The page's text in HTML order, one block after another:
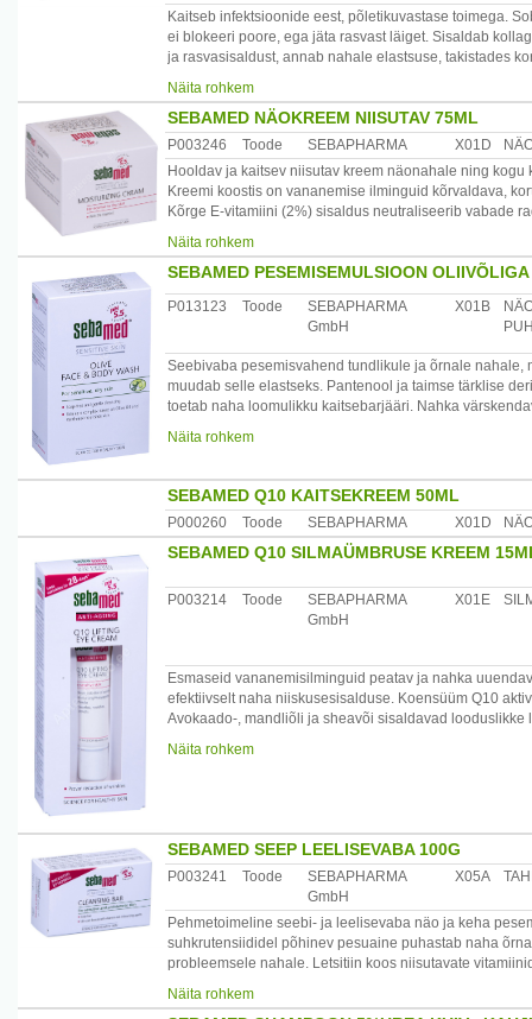
Päritolumaa: Saksamaa
Maaletooja: Medior Marketing OÜ, Pikk 14, 51013
Kaitseb infektsioonide eest, põletikuvastase toimega.
ei blokeeri poore, ega jäta rasvast läiget. Sisaldab
ja rasvasisaldust, annab nahale elastsuse, takistades
Kasutamine: kanda õhukese, ühtlase kihina nahale.
ka ööseks ravimaskina.
Koostis: Aqua, Petrolatum, Myreth-3 Myristate, Glycerin,
Ceteareth-20, Dimethicone, Sodium PCA, Sodium
Päritolumaa: Saksamaa
Maaletooja: Medior Marketing OÜ, Pikk 14, 51013
Näita rohkem
SEBAMED NÄOKREEM NIISUTAV 75ML
P003246 Toode SEBAPHARMA X01D
Hooldav ja kaitsev niisutav kreem näonahale ning
Kreemi koostis on vananemise ilminguid kõrvaldava,
Kõrge E-vitamiini (2%) sisaldus neutraliseerib vabade
Toote pH 5.5 säilitab ja tugevdab naha happelist
Toote toime ja efektiivsus on kliiniliselt testitud.
Koostis: Aqua, Petrolatum, Myreth-3 Myristate,
Sodium PCA, Sodium Citrate, Sodium Carbomer,
Päritolumaa: Saksamaa
Maaletooja: Medior Marketing OÜ, Pikk 14, 51013
Näita rohkem
SEBAMED PESEMISEMULSIOON
P013123 Toode
SEBAPHARMA
GmbH
X01B
Seebivaba pesemisvahend tundlikule ja õrnale
muudab selle elastseks. Pantenool ja taimse tärklise
toetab naha loomulikku kaitsebarjääri. Nahka
Sobib igapäevaseks pesemiseks.
Koostis: Aqua, Lauryl Glucoside, Sodium Laureth
Sodium Lauryl Glucose Carboxylate, Sodium PEG-7
Sodium Lactate, PEG-120 Methyl Glucose Dioleate,
Maaletooja: Medior Marketing OÜ, Pikk 14, 51013
Näita rohkem
SEBAMED Q10 KAITSEKREEM 50ML
P000260 Toode SEBAPHARMA X01D
SEBAMED Q10 SILMAÜMBRUSE KREEM
P003214 Toode
SEBAPHARMA
GmbH
X01E
Esmaseid vananemisilminguid peatav ja nahka
efektiivselt naha niiskusesisalduse. Koensüüm Q10
Avokaado-, mandliõli ja sheavõi sisaldavad
tundlikkuse korral.
Kasutamine: peale kanda 2 korda päevas. Mitte
Koostis: Aqua, Glycerin, Prunus dulcis oil, Persea
Dipolyhydroxystearate, Butyrospermum parkii butter,
Palmitoyl Tetrapeptide-7, Ubiquinone, Sodium
Citrate, Sodium Carbomer, Butylene Glycol,
Näita rohkem
SEBAMED SEEP LEELISEVABA 100G
P003241 Toode
SEBAPHARMA
GmbH
X05A
Pehmetoimeline seebi- ja leelisevaba näo ja keha
suhkrutensiididel põhinev pesuaine puhastab naha
probleemsele nahale. Letsitiin koos niisutavate
vananemise põhjustajad). Õrnalt poore sügavpuhastav
Näita rohkem